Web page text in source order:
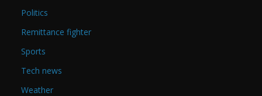
Politics
Remittance fighter
Sports
Tech news
Weather